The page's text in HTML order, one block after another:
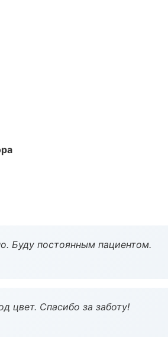
Буду постоянным пациентом.
цвет. Спасибо за заботу!